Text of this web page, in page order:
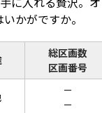
かがですか。
総区画数
区画番号
－
－